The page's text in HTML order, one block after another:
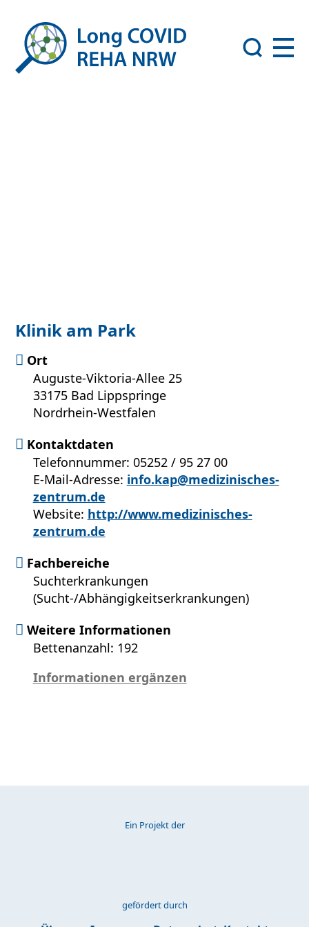
Klinik am Park
Ort
Auguste-Viktoria-Allee 25
33175 Bad Lippspringe
Nordrhein-Westfalen
Kontaktdaten
Telefonnummer: 05252 / 95 27 00
E-Mail-Adresse: info.kap@medizinisches-
zentrum.de
Website: http://www.medizinisches-
zentrum.de
Fachbereiche
Suchterkrankungen
(Sucht-/Abhängigkeitserkrankungen)
Weitere Informationen
Bettenanzahl: 192
Informationen ergänzen
Ein Projekt der
gefördert durch